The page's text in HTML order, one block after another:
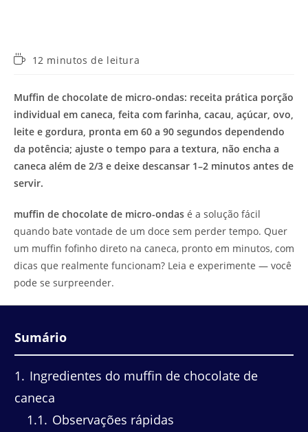
Tempo12 minutos de leitura
Muffin de chocolate de micro-ondas: receita prática porção
individual em caneca, feita com farinha, cacau, açúcar, ovo,
leite e gordura, pronta em 60 a 90 segundos dependendo
da potência; ajuste o tempo para a textura, não encha a
caneca além de 2/3 e deixe descansar 1–2 minutos antes de
servir.
muffin de chocolate de micro-ondas é a solução fácil
quando bate vontade de um doce sem perder tempo. Quer
um muffin fofinho direto na caneca, pronto em minutos, com
dicas que realmente funcionam? Leia e experimente — você
pode se surpreender.
Sumário
1
Ingredientes do muffin de chocolate de
caneca
1.1
Observações rápidas